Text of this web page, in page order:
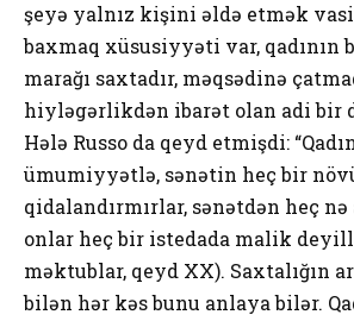
şeyə yalnız kişini əldə etmək
baxmaq xüsusiyyəti var, qadının
marağı saxtadır, məqsədinə
hiyləgərlikdən ibarət olan adi bir
Hələ Russo da qeyd etmişdi:
ümumiyyətlə, sənətin heç bir
qidalandırmırlar, sənətdən heç
onlar heç bir istedada malik
məktublar, qeyd XX). Saxtalığın
bilən hər kəs bunu anlaya bilər.